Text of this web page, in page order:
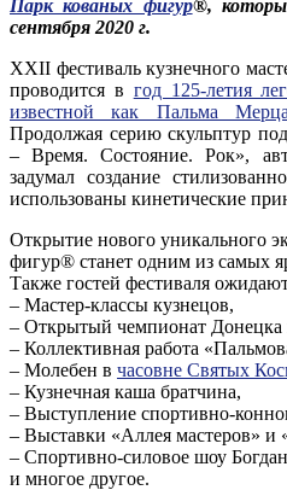
Парк кованых фигур®,
сентября 2020 г.
ХХII фестиваль кузнечного
проводится в год 125-летия
известной как Пальма
Продолжая серию скульптур
– Время. Состояние. Рок»,
задумал создание
использованы кинетические
Открытие нового уникального
фигур® станет одним из самых
Также гостей фестиваля
– Мастер-классы кузнецов,
– Открытый чемпионат Донецка
– Коллективная работа
– Молебен в часовне Святых
– Кузнечная каша братчина,
– Выступление спортивно-
– Выставки «Аллея мастеров» и
– Спортивно-силовое шоу
и многое другое.